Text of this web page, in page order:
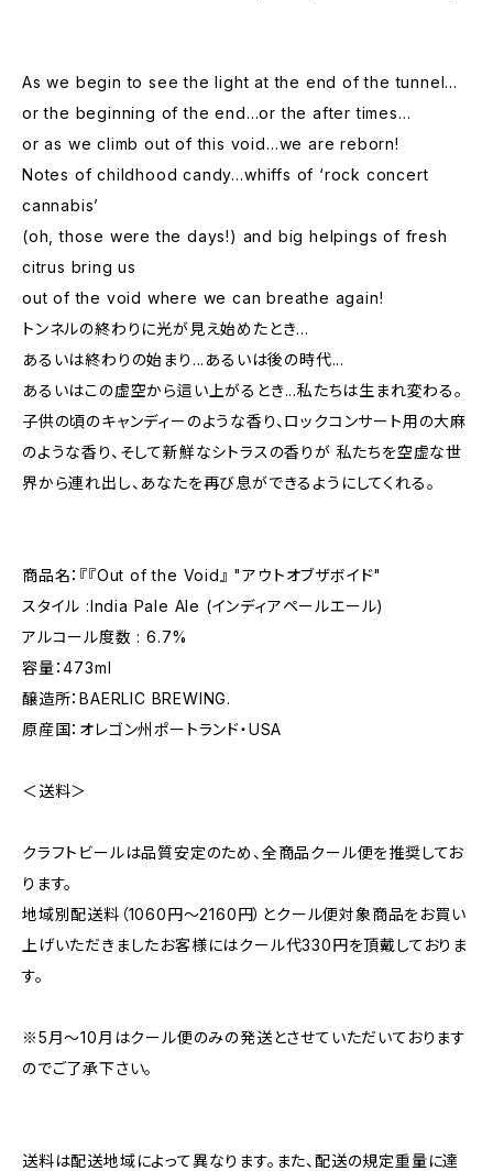
As we begin to see the light at the end of the tunnel…
or the beginning of the end…or the after times…
or as we climb out of this void…we are reborn!
Notes of childhood candy…whiffs of ‘rock concert
cannabis’
(oh, those were the days!) and big helpings of fresh
citrus bring us
out of the void where we can breathe again!
トンネルの終わりに光が見え始めたとき...
あるいは終わりの始まり...あるいは後の時代...
あるいはこの虚空から這い上がるとき...私たちは生まれ変わる。
子供の頃のキャンディーのような香り、ロックコンサート用の大麻
のような香り、そして新鮮なシトラスの香りが 私たちを空虚な世
界から連れ出し、あなたを再び息ができるようにしてくれる。
商品名：『『Out of the Void』 "アウトオブザボイド"
スタイル :India Pale Ale (インディアペールエール)
アルコール度数 : 6.7%
容量：473ml
醸造所：BAERLIC BREWING.
原産国：オレゴン州ポートランド・USA
＜送料＞
クラフトビールは品質安定のため、全商品クール便を推奨してお
ります。
地域別配送料（1060円～2160円）とクール便対象商品をお買い
上げいただきましたお客様にはクール代330円を頂戴しておりま
す。
※5月～10月はクール便のみの発送とさせていただいております
のでご了承下さい。
送料は配送地域によって異なります。また、配送の規定重量に達